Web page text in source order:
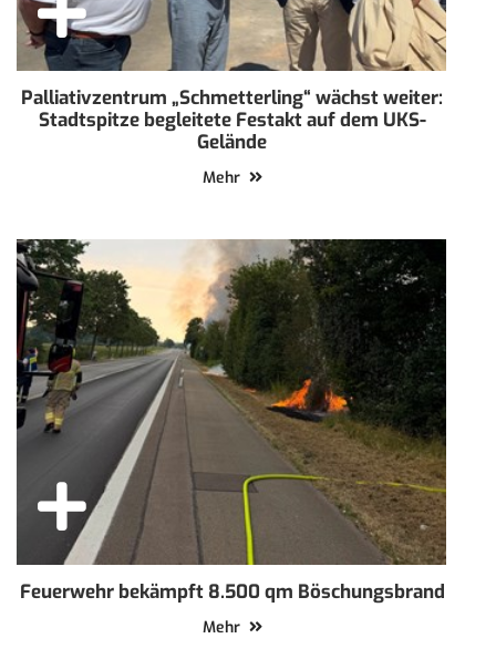
Palliativzentrum „Schmetterling“ wächst weiter:
Stadtspitze begleitete Festakt auf dem UKS-
Gelände
Mehr
Feuerwehr bekämpft 8.500 qm Böschungsbrand
Mehr